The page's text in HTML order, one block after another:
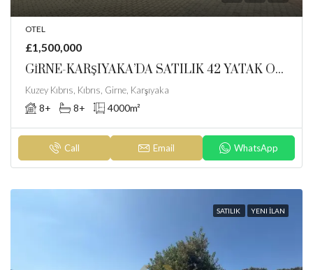
OTEL
£1,500,000
GİRNE-KARŞIYAKA’DA SATILIK 42 YATAK ODALI BUTİK OTEL
Kuzey Kıbrıs, Kıbrıs, Girne, Karşıyaka
8+ 8+ 4000m²
Call Email WhatsApp
SATILIK YENI İLAN